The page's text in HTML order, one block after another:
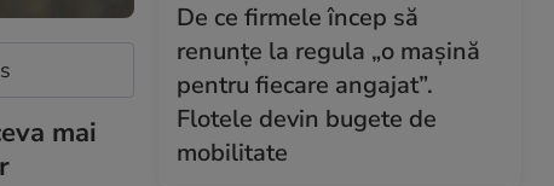
mai
De ce firmele încep să
renunțe la regula „o mașină
pentru fiecare angajat”.
Flotele devin bugete de
mobilitate